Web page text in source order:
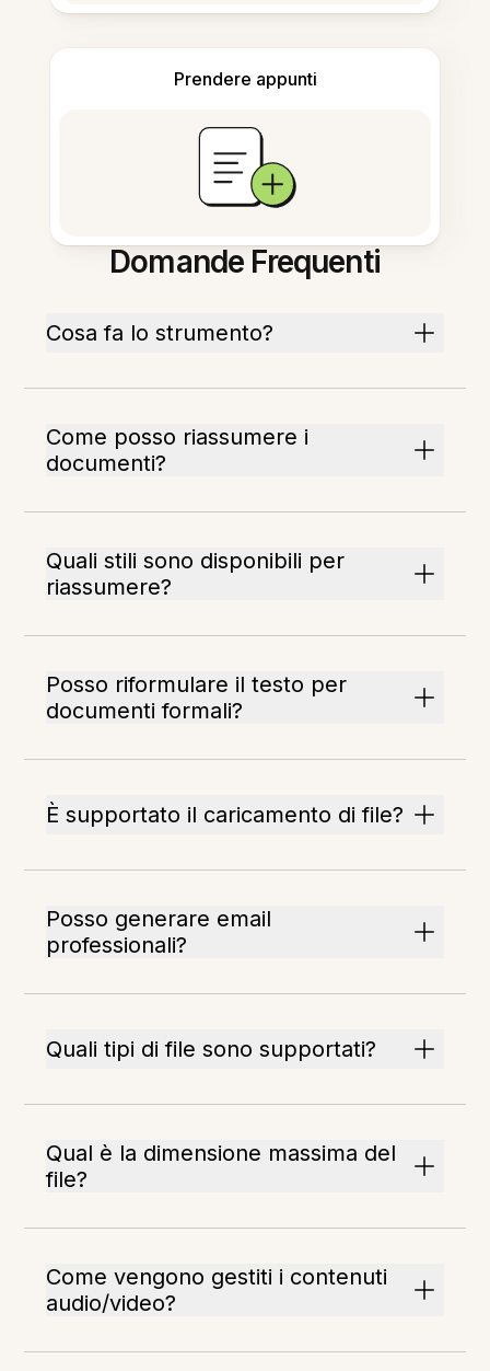
Prendere appunti
Domande Frequenti
Cosa fa lo strumento?
Come posso riassumere i
documenti?
Quali stili sono disponibili per
riassumere?
Posso riformulare il testo per
documenti formali?
È supportato il caricamento di file?
Posso generare email
professionali?
Quali tipi di file sono supportati?
Qual è la dimensione massima del
file?
Come vengono gestiti i contenuti
audio/video?